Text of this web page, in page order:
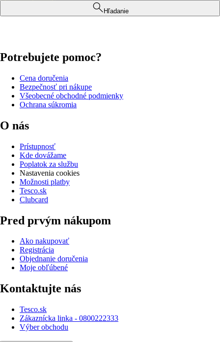
Hľadanie
Potrebujete pomoc?
Cena doručenia
Bezpečnosť pri nákupe
Všeobecné obchodné podmienky
Ochrana súkromia
O nás
Prístupnosť
Kde dovážame
Poplatok za službu
Nastavenia cookies
Možnosti platby
Tesco.sk
Clubcard
Pred prvým nákupom
Ako nakupovať
Registrácia
Objednanie doručenia
Moje obľúbené
Kontaktujte nás
Tesco.sk
Zákaznícka linka - 0800222333
Výber obchodu